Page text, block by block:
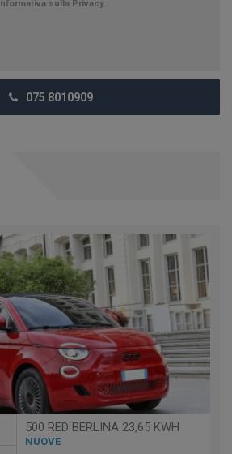
Informativa sulla Privacy.
075 8010909
500 RED BERLINA 23,65 KWH
NUOVE